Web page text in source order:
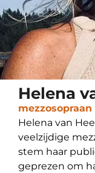
Helena
mezzosopraan
Helena van
veelzijdige
stem haar
geprezen om